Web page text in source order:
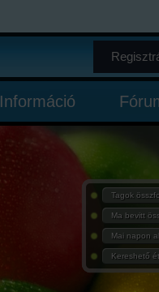
Információ
Tagok
Ma bevitt
Mai napon
Kereshető